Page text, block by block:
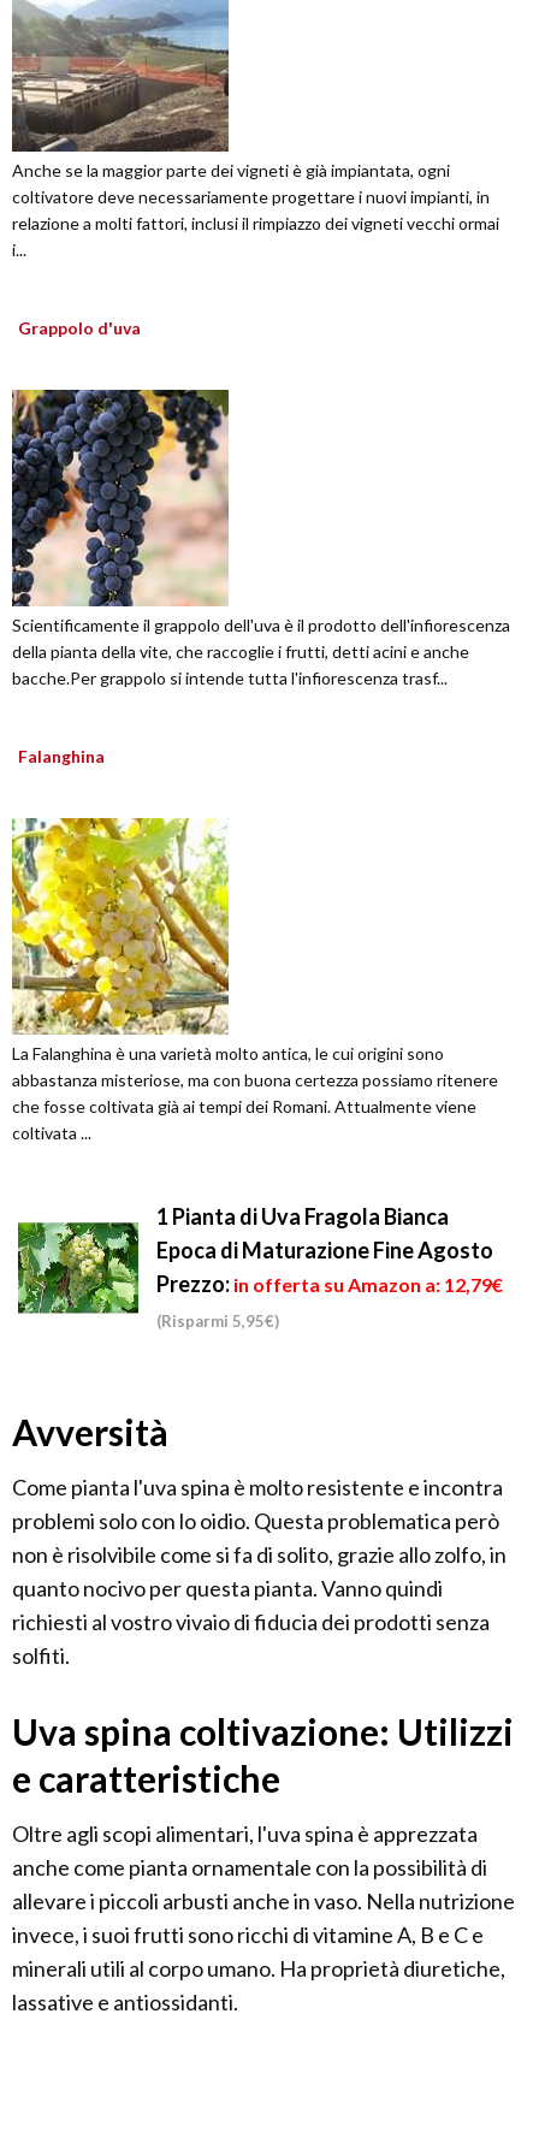
Anche se la maggior parte dei vigneti è già impiantata, ogni
coltivatore deve necessariamente progettare i nuovi impianti, in
relazione a molti fattori, inclusi il rimpiazzo dei vigneti vecchi ormai
i...
Grappolo d'uva
Scientificamente il grappolo dell'uva è il prodotto dell'infiorescenza
della pianta della vite, che raccoglie i frutti, detti acini e anche
bacche.Per grappolo si intende tutta l'infiorescenza trasf...
Falanghina
La Falanghina è una varietà molto antica, le cui origini sono
abbastanza misteriose, ma con buona certezza possiamo ritenere
che fosse coltivata già ai tempi dei Romani. Attualmente viene
coltivata ...
1 Pianta di Uva Fragola Bianca
Epoca di Maturazione Fine Agosto
Prezzo: in offerta su Amazon a: 12,79€
(Risparmi 5,95€)
Avversità
Come pianta l'uva spina è molto resistente e incontra
problemi solo con lo oidio. Questa problematica però
non è risolvibile come si fa di solito, grazie allo zolfo, in
quanto nocivo per questa pianta. Vanno quindi
richiesti al vostro vivaio di fiducia dei prodotti senza
solfiti.
Uva spina coltivazione: Utilizzi
e caratteristiche
Oltre agli scopi alimentari, l'uva spina è apprezzata
anche come pianta ornamentale con la possibilità di
allevare i piccoli arbusti anche in vaso. Nella nutrizione
invece, i suoi frutti sono ricchi di vitamine A, B e C e
minerali utili al corpo umano. Ha proprietà diuretiche,
lassative e antiossidanti.